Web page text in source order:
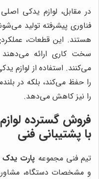
در مقابل، لوازم یدکی
فناوری پیشرفته تولید
هستند. این قطعات،
سخت کاری ارائه
می‌کنند. استفاده از لوازم
را حفظ می‌کند، بلکه در
را نیز کاهش می‌دهد.
فروش گسترده
با پشتیبانی فنی
تیم فنی مجموعه پارت یدک
و مشخصات دستگاه،